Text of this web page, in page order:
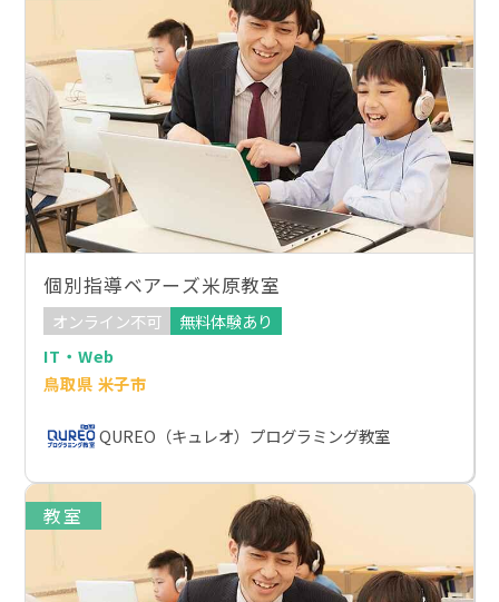
個別指導ベアーズ米原教室
オンライン不可
無料体験あり
IT・Web
鳥取県 米子市
QUREO（キュレオ）プログラミング教室
教室